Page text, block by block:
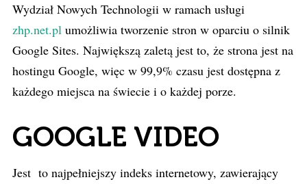
Wydział Nowych Technologii w ramach usługi
zhp.net.pl umożliwia tworzenie stron w oparciu o silnik
Google Sites. Największą zaletą jest to, że strona jest na
hostingu Google, więc w 99,9% czasu jest dostępna z
każdego miejsca na świecie i o każdej porze.
GOOGLE VIDEO
Jest to najpełniejszy indeks internetowy, zawierający